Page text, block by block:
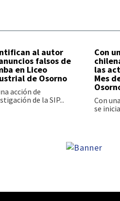
al autor
falsos de
en Liceo
de Osorno
acción de
de la SIP...
Con
las
Mes
Con
se